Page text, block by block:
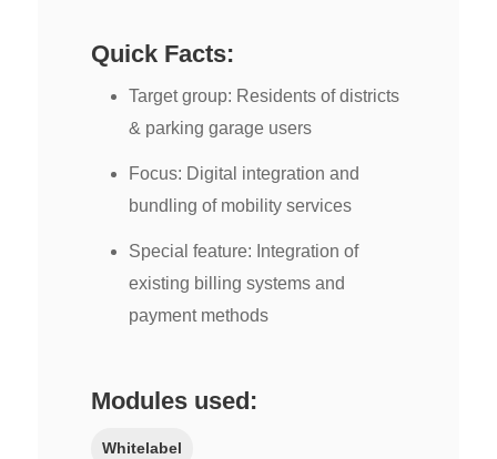
Quick Facts:
Target group: Residents of districts
& parking garage users
Focus: Digital integration and
bundling of mobility services
Special feature: Integration of
existing billing systems and
payment methods
Modules used:
Whitelabel